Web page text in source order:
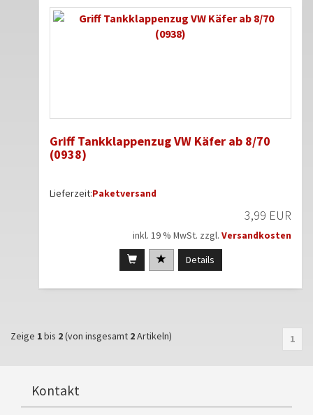
Griff Tankklappenzug VW Käfer ab 8/70
(0938)
Lieferzeit:Paketversand
3,99 EUR
inkl. 19 % MwSt. zzgl. Versandkosten
Details
Zeige 1bis 2(von insgesamt 2Artikeln) 1
Kontakt